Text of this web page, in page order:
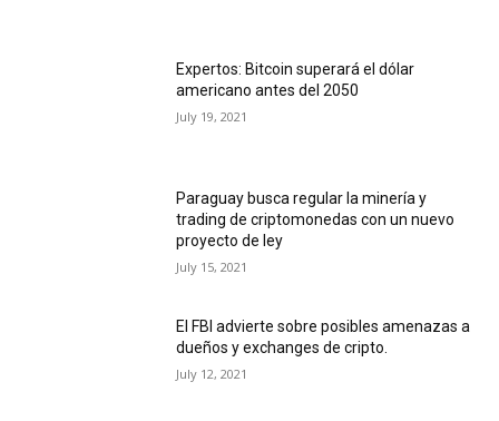
Expertos: Bitcoin superará el dólar
americano antes del 2050
July 19, 2021
Paraguay busca regular la minería y
trading de criptomonedas con un nuevo
proyecto de ley
July 15, 2021
El FBI advierte sobre posibles amenazas a
dueños y exchanges de cripto.
July 12, 2021